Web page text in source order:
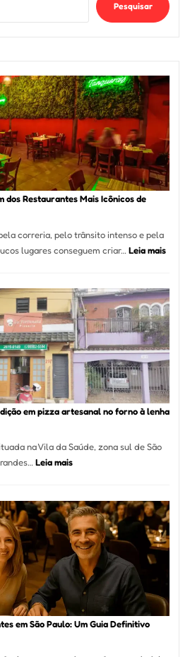
Pesquisar
dos Restaurantes Mais Icônicos de
correria, pelo trânsito intenso e pela
lugares conseguem criar… Leia mais:
Se
Um
dos
Mais
em pizza artesanal no forno à lenha
na Vila da Saúde, zona sul de São
Leia mais:
Pizzaria:
tradição
em
pizza
artesanal
forno
à
em São Paulo: Um Guia Definitivo